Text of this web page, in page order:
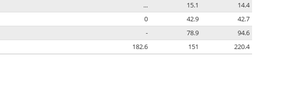
... 15.1
14.4
0 42.9
42.7
- 78.9
94.6
182.6 151 220.4